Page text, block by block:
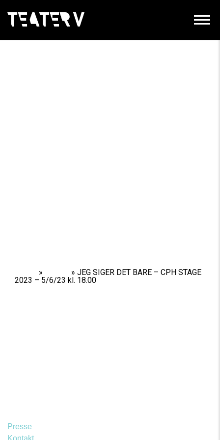
» » JEG SIGER DET BARE – CPH STAGE
2023 – 5/6/23 kl. 18.00
Presse
Kontakt